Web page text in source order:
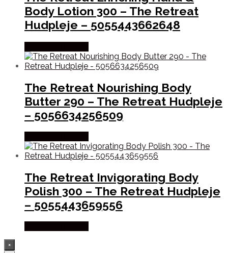
Body Lotion 300 – The Retreat
Hudpleje – 5055443662648
The Retreat Nourishing Body
Butter 290 – The Retreat Hudpleje
– 5056634256509
The Retreat Invigorating Body
Polish 300 – The Retreat Hudpleje
– 5055443659556
×